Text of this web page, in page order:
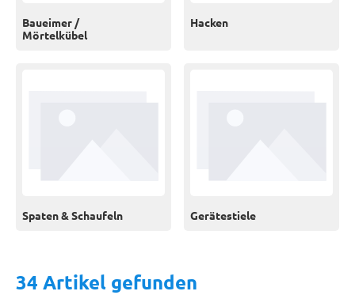
Baueimer /
Mörtelkübel
Hacken
Spaten & Schaufeln Gerätestiele
34 Artikel gefunden